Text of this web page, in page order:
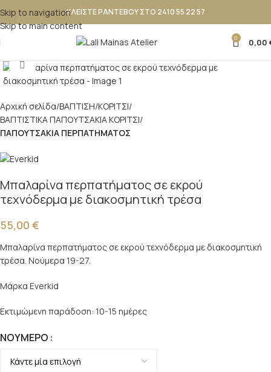
Skip to navigation
Skip to main content
ΚΛΕΙΣΤΕ ΡΑΝΤΕΒΟΥ ΣΤΟ 2410 55 22 57
0 0,00
Κλικ για μεγέθυνση
Αρχική σελίδα ΒΑΠΤΙΣΗ ΚΟΡΙΤΣΙ
ΒΑΠΤΙΣΤΙΚΑ ΠΑΠΟΥΤΣΑΚΙΑ ΚΟΡΙΤΣΙ
ΠΑΠΟΥΤΣΑΚΙΑ ΠΕΡΠΑΤΗΜΑΤΟΣ
Μπαλαρίνα περπατήματος σε εκρού
τεχνόδερμα με διακοσμητική τρέσα
55,00 €
Μπαλαρίνα περπατήματος σε εκρού τεχνόδερμα με διακοσμητική
τρέσα. Νούμερα 19-27.
Μάρκα Everkid
Εκτιμώμενη παράδοση: 10-15 ημέρες
ΝΟΎΜΕΡΟ